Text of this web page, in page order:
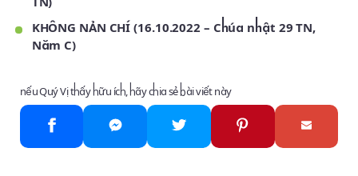
KHÔNG NẢN CHÍ (16.10.2022 – Chúa nhật 29 TN,
Năm C)
nếu Quý Vị thấy hữu ích, hãy chia sẻ bài viết này